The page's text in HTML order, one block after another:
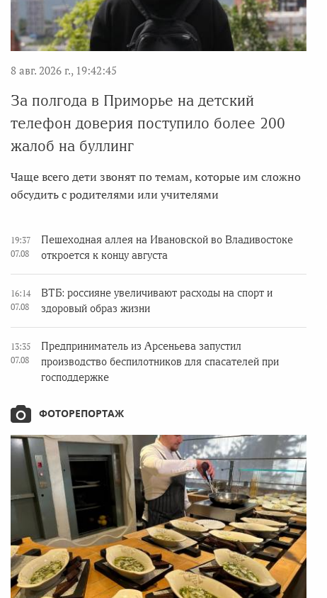
8 авг. 2026 г., 19:42:45
За полгода в Приморье на детский
телефон доверия поступило более 200
жалоб на буллинг
Чаще всего дети звонят по темам, которые им сложно
обсудить с родителями или учителями
19:37
07.08
Пешеходная аллея на Ивановской во Владивостоке
откроется к концу августа
16:14
07.08
ВТБ: россияне увеличивают расходы на спорт и
здоровый образ жизни
13:35
07.08
Предприниматель из Арсеньева запустил
производство беспилотников для спасателей при
господдержке
ФОТОРЕПОРТАЖ